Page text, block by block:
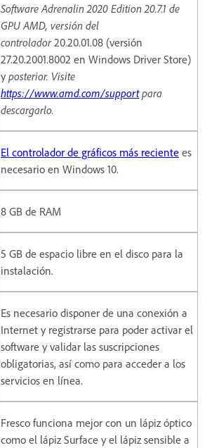
Software Adrenalin 2020 Edition 20.7.1 de
GPU AMD, versión del
controlador20.20.01.08 (versión
27.20.2001.8002 en Windows Driver Store)
y posterior. Visite
https://www.amd.com/supportpara
descargarlo.
El controlador de gráficos más reciente es
necesario en Windows 10.
8 GB de RAM
5 GB de espacio libre en el disco para la
instalación.
Es necesario disponer de una conexión a
Internet y registrarse para poder activar el
software y validar las suscripciones
obligatorias, así como para acceder a los
servicios en línea.
Fresco funciona mejor con un lápiz óptico
como el lápiz Surface y el lápiz sensible a